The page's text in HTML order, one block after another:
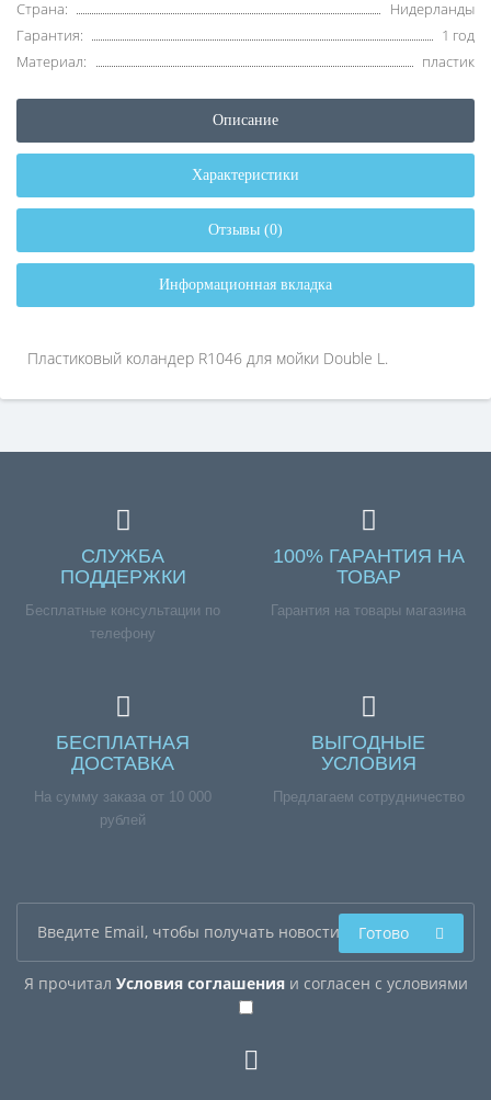
Страна:
Нидерланды
Гарантия:
1 год
Материал:
пластик
Описание
Характеристики
Отзывы (0)
Информационная вкладка
Пластиковый коландер R1046 для мойки Double L.
СЛУЖБА
ПОДДЕРЖКИ
Бесплатные консультации по
телефону
100% ГАРАНТИЯ НА
ТОВАР
Гарантия на товары магазина
БЕСПЛАТНАЯ
ДОСТАВКА
На сумму заказа от 10 000
рублей
ВЫГОДНЫЕ
УСЛОВИЯ
Предлагаем сотрудничество
Я прочитал Условия соглашенияи согласен с условиями
Готово